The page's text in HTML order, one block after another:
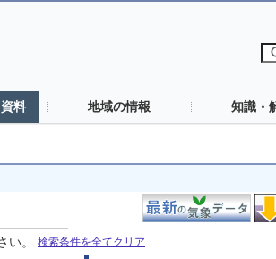
料 地域の情報 知識・
。 検索条件を全てクリア